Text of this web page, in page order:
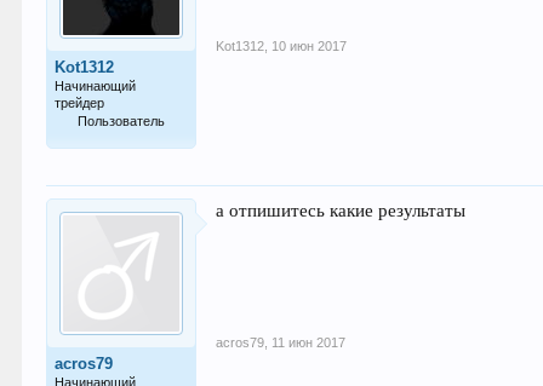
Kot1312
Начинающий
трейдер
Пользователь
Kot1312 10 июн 2017
acros79
Начинающий
а отпишитесь какие результаты
acros79 11 июн 2017